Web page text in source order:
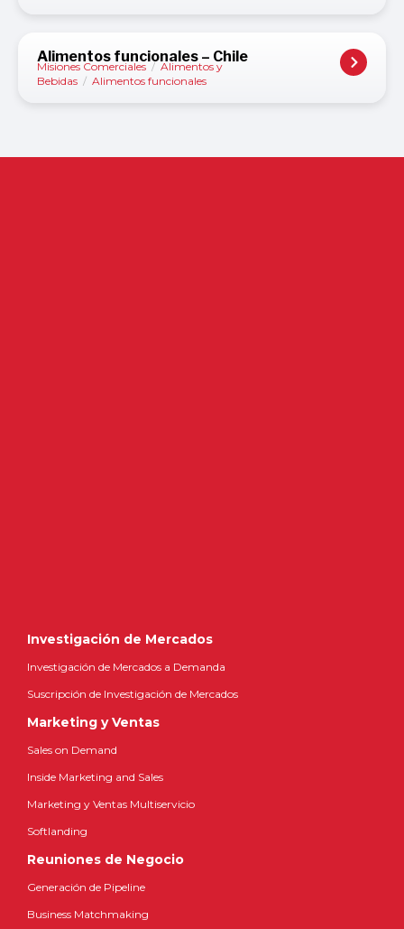
Alimentos funcionales – Chile
Misiones Comerciales / Alimentos y
Bebidas / Alimentos funcionales
Investigación de Mercados
Investigación de Mercados a Demanda
Suscripción de Investigación de Mercados
Marketing y Ventas
Sales on Demand
Inside Marketing and Sales
Marketing y Ventas Multiservicio
Softlanding
Reuniones de Negocio
Generación de Pipeline
Business Matchmaking